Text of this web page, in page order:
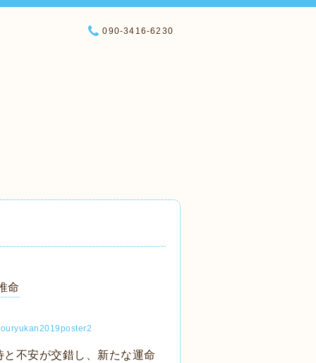
090-3416-6230
命
不安が交錯し、新たな運命